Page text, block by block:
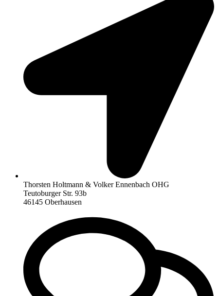
Thorsten Holtmann & Volker Ennenbach OHG
Teutoburger Str. 93b
46145 Oberhausen